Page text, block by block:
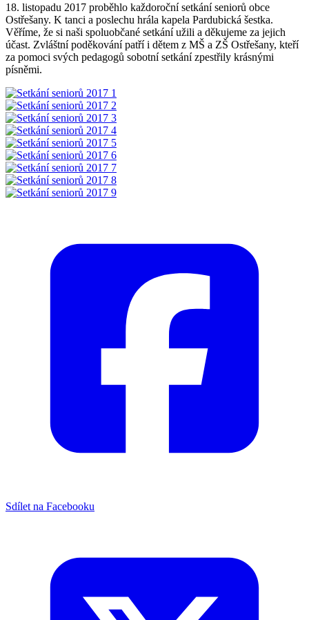
18. listopadu 2017 proběhlo každoroční setkání seniorů obce
Ostřešany. K tanci a poslechu hrála kapela Pardubická šestka.
Věříme, že si naši spoluobčané setkání užili a děkujeme za jejich
účast. Zvláštní poděkování patří i dětem z MŠ a ZŠ Ostřešany, kteří
za pomoci svých pedagogů sobotní setkání zpestřily krásnými
písněmi.
Sdílet na Facebooku